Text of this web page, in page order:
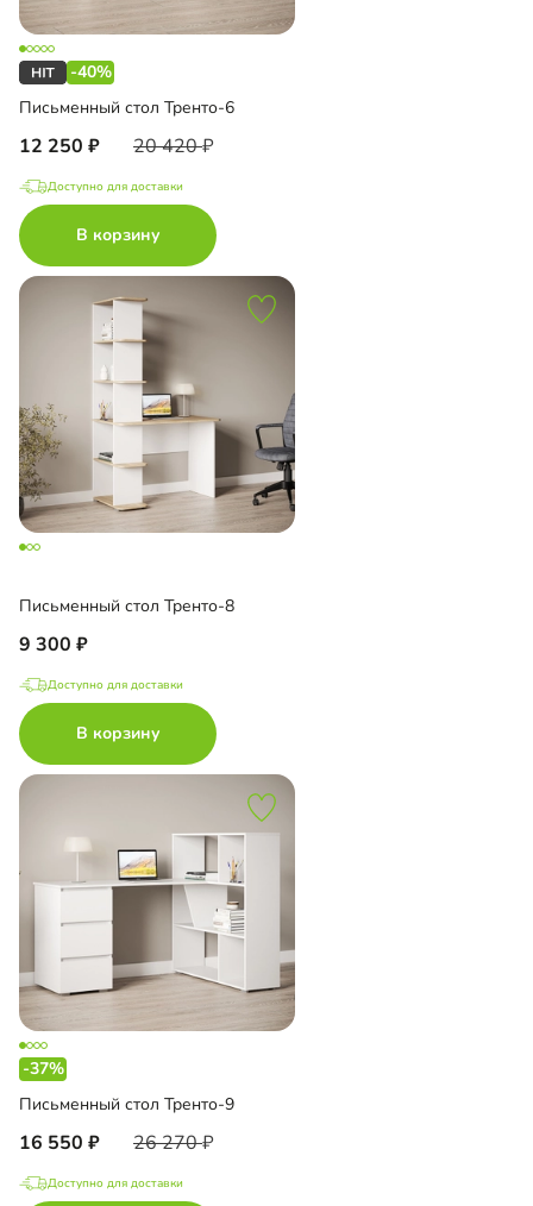
-40%
Письменный стол Тренто-6
12 250 20 420
Доступно для доставки
В корзину
Письменный стол Тренто-8
9 300
Доступно для доставки
В корзину
-37%
Письменный стол Тренто-9
16 550 26 270
Доступно для доставки